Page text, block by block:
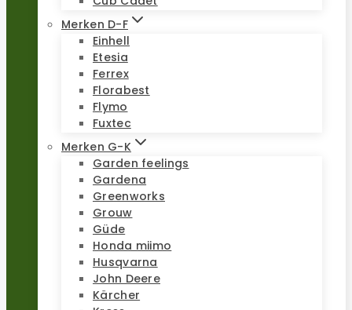
Merken D-F
Einhell
Etesia
Ferrex
Florabest
Flymo
Fuxtec
Merken G-K
Garden feelings
Gardena
Greenworks
Grouw
Güde
Honda miimo
Husqvarna
John Deere
Kärcher